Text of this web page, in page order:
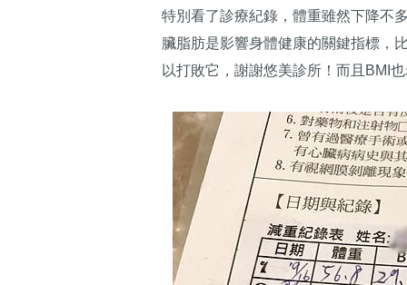
特別看了診療紀錄，體重雖然下降不
臟脂肪是影響身體健康的關鍵指標，
以打敗它，謝謝悠美診所！而且BMI